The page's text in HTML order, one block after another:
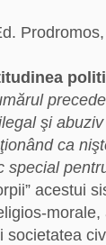
şi
ca
acestui
societatea